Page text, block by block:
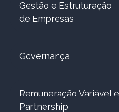
Gestão e Estruturação
de Empresas
Governança
Remuneração Variável e
Partnership